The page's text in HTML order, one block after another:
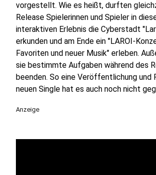
vorgestellt. Wie es heißt, durften
Release Spielerinnen und Spieler in
interaktiven Erlebnis die Cyberstadt
erkunden und am Ende ein "LAROI-
Favoriten und neuer Musik" erleben.
sie bestimmte Aufgaben während des
beenden. So eine Veröffentlichung und
neuen Single hat es auch noch nicht
Anzeige